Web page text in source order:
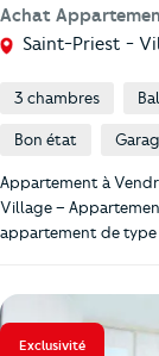
Achat
Saint-Priest -
3 chambres
Bon état
Appartement à
Village –
appartement de type
Exclusivité